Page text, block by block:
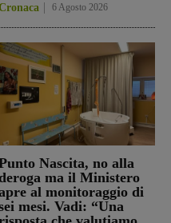
6 Agosto 2026
Nascita, no alla
ma il Ministero
al monitoraggio di
mesi. Vadi: “Una